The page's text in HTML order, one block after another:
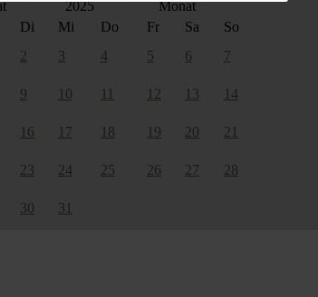
2025
Di Mi Do Fr Sa
So
2 3 4 5 6 7
9 10 11 12 13 14
16 17 18 19 20 21
23 24 25 26 27 28
30
31